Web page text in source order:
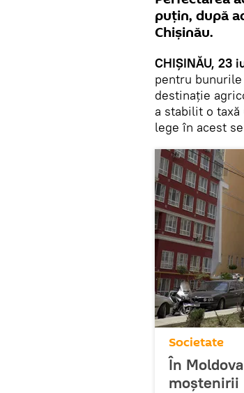
puțin, după
Chișinău.
CHIȘINĂU, 23
pentru
destinație
a stabilit o
lege în acest
Societate
În
moștenirii